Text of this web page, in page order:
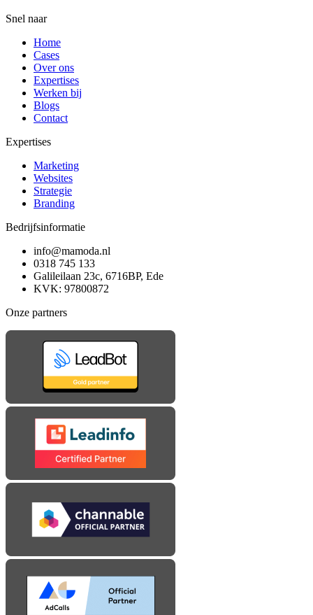
Snel naar
Home
Cases
Over ons
Expertises
Werken bij
Blogs
Contact
Expertises
Marketing
Websites
Strategie
Branding
Bedrijfsinformatie
info@mamoda.nl
0318 745 133
Galileilaan 23c, 6716BP, Ede
KVK: 97800872
Onze partners